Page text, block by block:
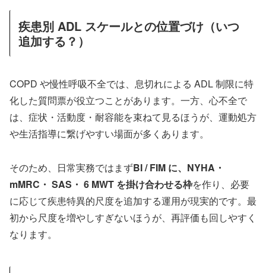
疾患別 ADL スケールとの位置づけ（いつ
追加する？）
COPD や慢性呼吸不全では、息切れによる ADL 制限に特
化した質問票が役立つことがあります。一方、心不全で
は、症状・活動度・耐容能を束ねて見るほうが、運動処方
や生活指導に繋げやすい場面が多くあります。
そのため、日常実務ではまずBI / FIM に、NYHA・
mMRC・ SAS・ 6 MWT を掛け合わせる枠を作り、必要
に応じて疾患特異的尺度を追加する運用が現実的です。最
初から尺度を増やしすぎないほうが、再評価も回しやすく
なります。